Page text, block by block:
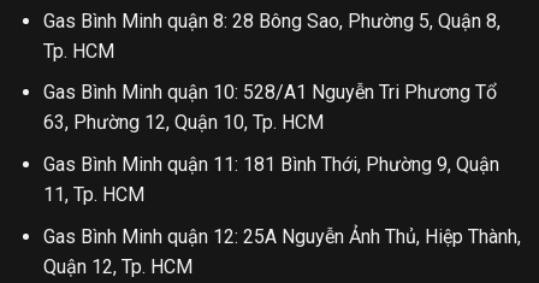
Gas Bình Minh quận 8: 28 Bông Sao, Phường 5, Quận 8,
Tp. HCM
Gas Bình Minh quận 10: 528/A1 Nguyễn Tri Phương Tổ
63, Phường 12, Quận 10, Tp. HCM
Gas Bình Minh quận 11: 181 Bình Thới, Phường 9, Quận
11, Tp. HCM
Gas Bình Minh quận 12: 25A Nguyễn Ảnh Thủ, Hiệp Thành,
Quận 12, Tp. HCM